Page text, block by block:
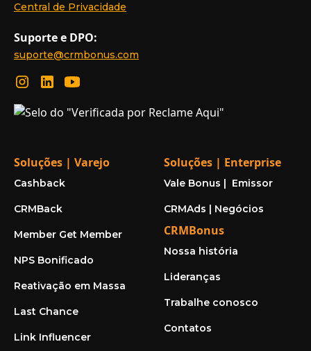
Central de Privacidade
Suporte e DPO:
suporte@crmbonus.com
Soluções | Varejo
Cashback
CRMBack
Member Get Member
NPS Bonificado
Reativação em Massa
Last Chance
Link Influencer
Soluções | Enterprise
Vale Bonus | Emissor
CRMAds | Negócios
CRMBonus
Nossa história
Lideranças
Trabalhe conosco
Contatos